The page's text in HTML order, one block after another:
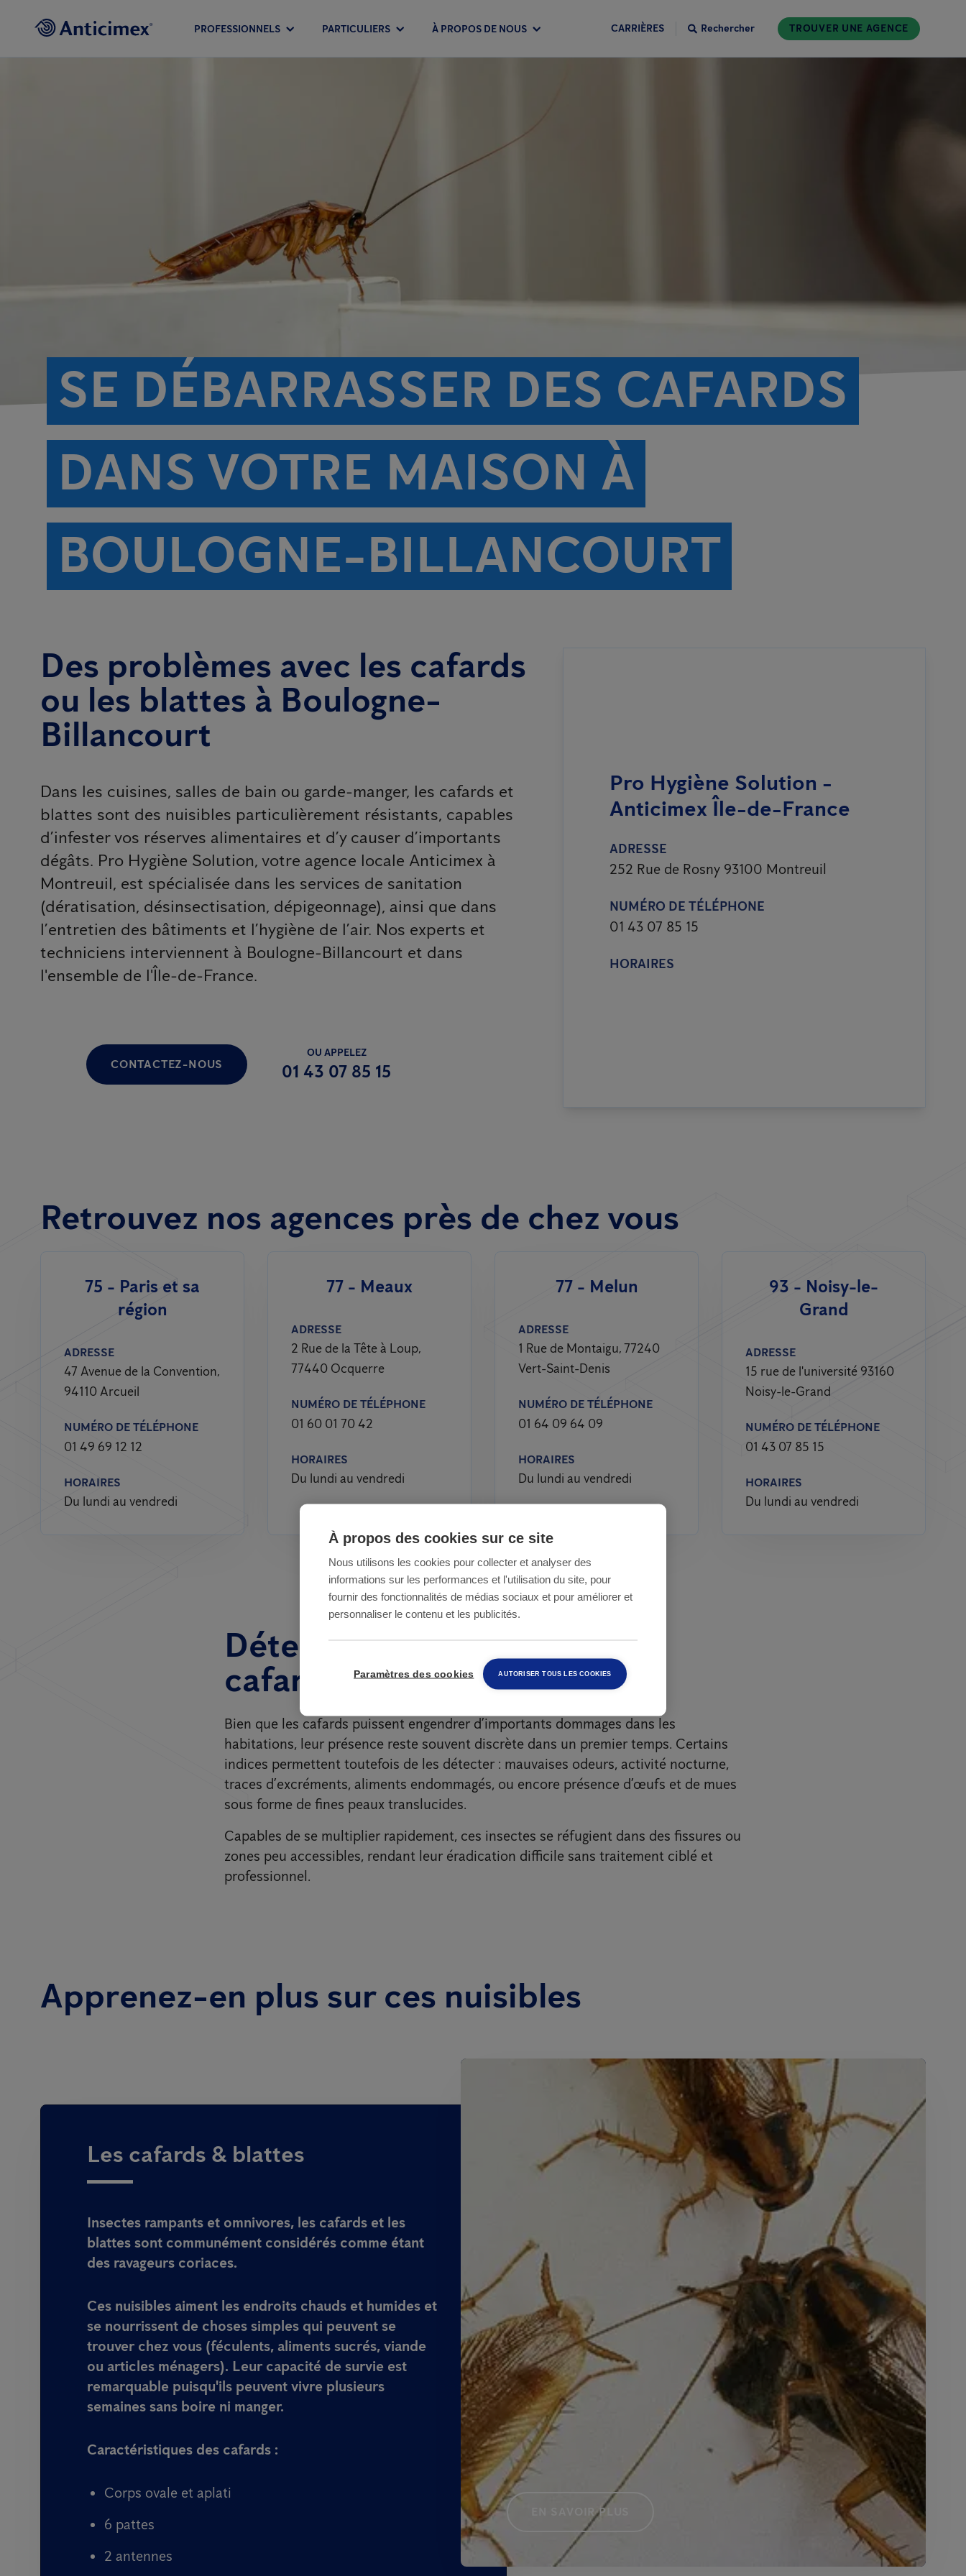
PROFESSIONNELS PARTICULIERS À PROPOS DE NOUS CARRIÈRES Rechercher TROUVER UNE AGENCE
SE DÉBARRASSER DES CAFARDS
DANS VOTRE MAISON À
BOULOGNE-BILLANCOURT
Des problèmes avec les cafards
ou les blattes à Boulogne-
Billancourt
Dans les cuisines, salles de bain ou garde-manger, les cafards et
blattes sont des nuisibles particulièrement résistants, capables
d’infester vos réserves alimentaires et d’y causer d’importants
dégâts. Pro Hygiène Solution, votre agence locale Anticimex à
Montreuil, est spécialisée dans les services de sanitation
(dératisation, désinsectisation, dépigeonnage), ainsi que dans
l’entretien des bâtiments et l’hygiène de l’air. Nos experts et
techniciens interviennent à Boulogne-Billancourt et dans
l'ensemble de l'Île-de-France.
CONTACTEZ-NOUS
OU APPELEZ
01 43 07 85 15
Pro Hygiène Solution -
Anticimex Île-de-France
ADRESSE
252 Rue de Rosny 93100 Montreuil
NUMÉRO DE TÉLÉPHONE
01 43 07 85 15
HORAIRES
Retrouvez nos agences près de chez vous
75 - Paris et sa
région
ADRESSE
47 Avenue de la Convention,
94110 Arcueil
NUMÉRO DE TÉLÉPHONE
01 49 69 12 12
HORAIRES
Du lundi au vendredi
77 - Meaux
ADRESSE
2 Rue de la Tête à Loup,
77440 Ocquerre
NUMÉRO DE TÉLÉPHONE
01 60 01 70 42
HORAIRES
Du lundi au vendredi
77 - Melun
ADRESSE
1 Rue de Montaigu, 77240
Vert-Saint-Denis
NUMÉRO DE TÉLÉPHONE
01 64 09 64 09
HORAIRES
Du lundi au vendredi
93 - Noisy-le-
Grand
ADRESSE
15 rue de l'université 93160
Noisy-le-Grand
NUMÉRO DE TÉLÉPHONE
01 43 07 85 15
HORAIRES
Du lundi au vendredi
Détecter une infestation de
cafards
Bien que les cafards puissent engendrer d’importants dommages dans les
habitations, leur présence reste souvent discrète dans un premier temps. Certains
indices permettent toutefois de les détecter : mauvaises odeurs, activité nocturne,
traces d’excréments, aliments endommagés, ou encore présence d’œufs et de mues
sous forme de fines peaux translucides.
Capables de se multiplier rapidement, ces insectes se réfugient dans des fissures ou
zones peu accessibles, rendant leur éradication difficile sans traitement ciblé et
professionnel.
Apprenez-en plus sur ces nuisibles
Les cafards & blattes
Insectes rampants et omnivores, les cafards et les
blattes sont communément considérés comme étant
des ravageurs coriaces.
Ces nuisibles aiment les endroits chauds et humides et
se nourrissent de choses simples qui peuvent se
trouver chez vous (féculents, aliments sucrés, viande
ou articles ménagers). Leur capacité de survie est
remarquable puisqu'ils peuvent vivre plusieurs
semaines sans boire ni manger.
Caractéristiques des cafards :
Corps ovale et aplati
6 pattes
2 antennes
EN SAVOIR PLUS
À propos des cookies sur ce site
Nous utilisons les cookies pour collecter et analyser des
informations sur les performances et l'utilisation du site, pour
fournir des fonctionnalités de médias sociaux et pour améliorer et
personnaliser le contenu et les publicités.
Paramètres des cookies AUTORISER TOUS LES COOKIES